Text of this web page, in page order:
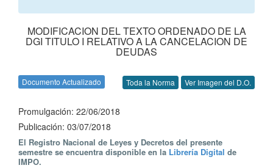
MODIFICACION DEL TEXTO ORDENADO DE LA
DGI TITULO I RELATIVO A LA CANCELACION DE
DEUDAS
Documento Actualizado Toda la Norma Ver Imagen del D.O.
Promulgación: 22/06/2018
Publicación: 03/07/2018
El Registro Nacional de Leyes y Decretos del presente
semestre se encuentra disponible en la Librería Digital de
IMPO.